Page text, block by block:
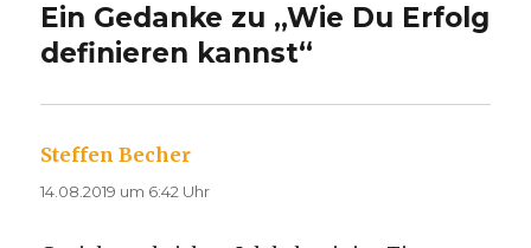
Ein Gedanke zu „Wie Du Erfolg
definieren kannst“
Steffen Becher
14.08.2019 um 6:42 Uhr